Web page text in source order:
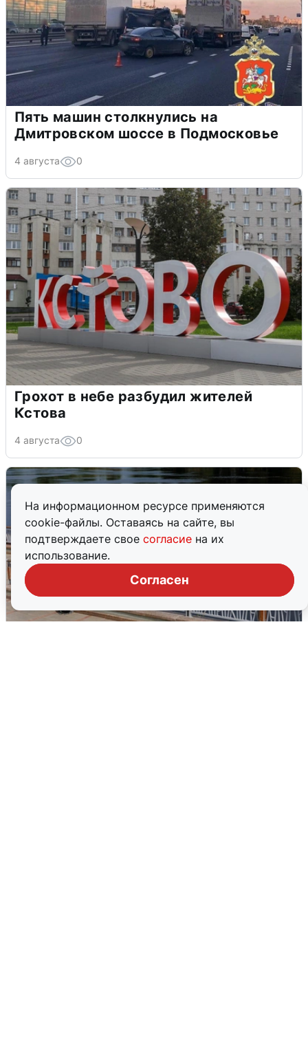
На информационном ресурсе применяются
cookie-файлы. Оставаясь на сайте, вы
подтверждаете свое согласие на их
использование.
Согласен
Пять машин столкнулись на
Дмитровском шоссе в Подмосковье
4 августа 0
Грохот в небе разбудил жителей
Кстова
4 августа 0